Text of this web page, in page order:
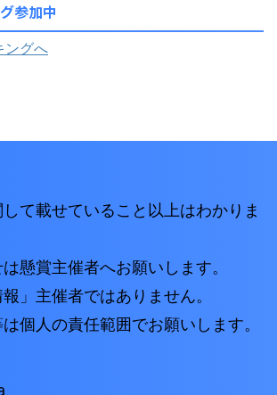
参加中
ングへ
て載せていること以上はわかりま
懸賞主催者へお願いします。
」主催者ではありません。
個人の責任範囲でお願いします。